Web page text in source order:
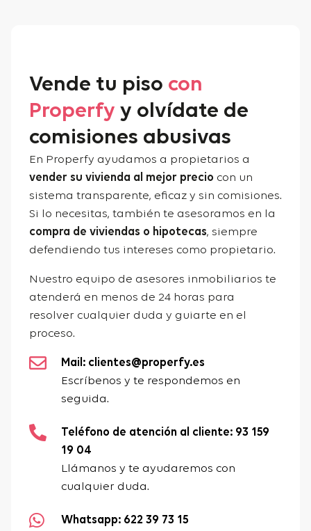
Vende tu piso con
Properfy y olvídate de
comisiones abusivas
En Properfy ayudamos a propietarios a
vender su vivienda al mejor precio con un
sistema transparente, eficaz y sin comisiones.
Si lo necesitas, también te asesoramos en la
compra de viviendas o hipotecas, siempre
defendiendo tus intereses como propietario.
Nuestro equipo de asesores inmobiliarios te
atenderá en menos de 24 horas para
resolver cualquier duda y guiarte en el
proceso.
Mail: clientes@properfy.es
Escríbenos y te respondemos en
seguida.
Teléfono de atención al cliente: 93 159
19 04
Llámanos y te ayudaremos con
cualquier duda.
Whatsapp: 622 39 73 15